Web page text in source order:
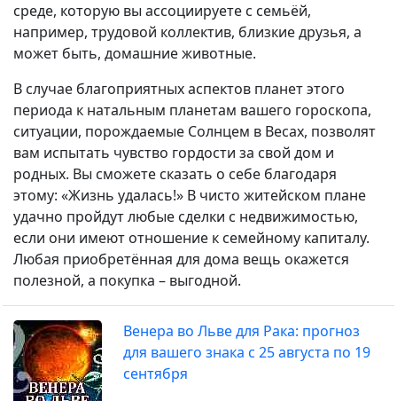
среде, которую вы ассоциируете с семьёй,
например, трудовой коллектив, близкие друзья, а
может быть, домашние животные.
В случае благоприятных аспектов планет этого
периода к натальным планетам вашего гороскопа,
ситуации, порождаемые Солнцем в Весах, позволят
вам испытать чувство гордости за свой дом и
родных. Вы сможете сказать о себе благодаря
этому: «Жизнь удалась!» В чисто житейском плане
удачно пройдут любые сделки с недвижимостью,
если они имеют отношение к семейному капиталу.
Любая приобретённая для дома вещь окажется
полезной, а покупка – выгодной.
Венера во Льве для Рака: прогноз
для вашего знака с 25 августа по 19
сентября